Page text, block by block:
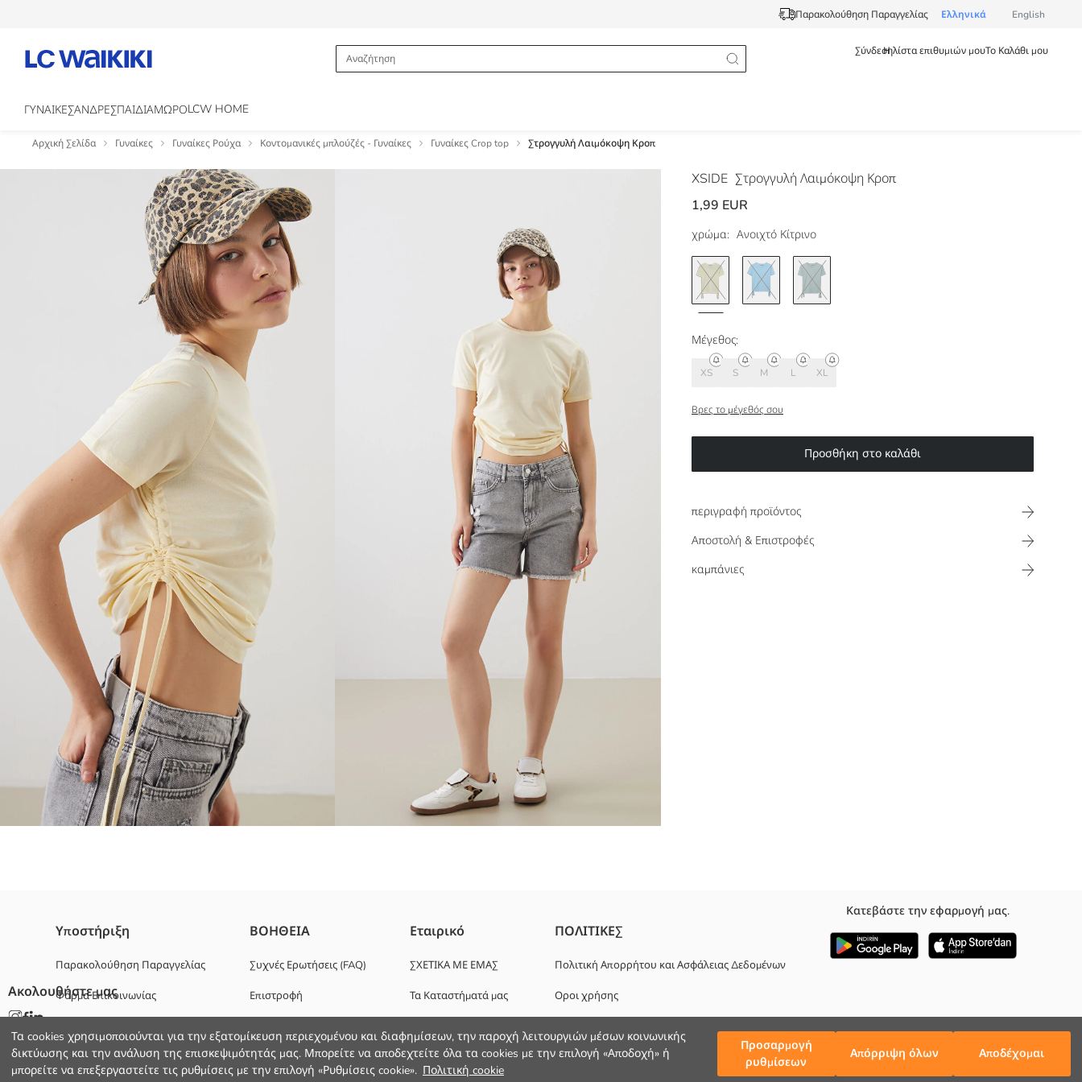
Τα cookies χρησιμοποιούνται για την εξατομίκευση περιεχομένου και διαφημίσεων, την παροχή λειτουργιών μέσων κοινωνικής
δικτύωσης και την ανάλυση της επισκεψιμότητάς μας. Μπορείτε να αποδεχτείτε όλα τα cookies με την επιλογή «Αποδοχή» ή
μπορείτε να επεξεργαστείτε τις ρυθμίσεις με την επιλογή «Ρυθμίσεις cookie». Πολιτική cookie
Προσαρμογή
ρυθμίσεων
Απόρριψη όλων Αποδέχομαι
Παρακολούθηση Παραγγελίας Ελληνικά English
ΣύνδεσηΗ λίστα επιθυμιών μουΤο Καλάθι μου
ΓΥΝΑΙΚΕΣΑΝΔΡΕΣΠΑΙΔΙΑΜΩΡΟLCW HOME
Αρχική Σελίδα Γυναίκες Γυναίκες Ρούχα Κοντομανικές μπλούζές - Γυναίκες Γυναίκες Crop top Στρογγυλή Λαιμόκοψη Κροπ
XSIDE Στρογγυλή Λαιμόκοψη Κροπ
1,99 EUR
χρώμα: Ανοιχτό Κίτρινο
Μέγεθος:
XS S M L XL
Βρες το μέγεθός σου
Προσθήκη στο καλάθι
περιγραφή προϊόντος
Αποστολή & Επιστροφές
καμπάνιες
Κυριο Υφασμα:
Χώρα προέλευσης:
Πωλητής:
Υπο-μάρκα:
Φύλο:
Εφαρμογή:
Υποστήριξη
Παρακολούθηση Παραγγελίας
Φόρμα Επικοινωνίας
ΒΟΗΘΕΙΑ
Συχνές Ερωτήσεις (FAQ)
Επιστροφή
Εταιρικό
ΣΧΕΤΙΚΑ ΜΕ ΕΜΑΣ
Τα Καταστήματά μας
Εταιρική Υποστήριξη
ΠΟΛΙΤΙΚΕΣ
Πολιτική Απορρήτου και Ασφάλειας Δεδομένων
Οροι χρήσης
Κατεβάστε την εφαρμογή μας.
Ακολουθήστε μας